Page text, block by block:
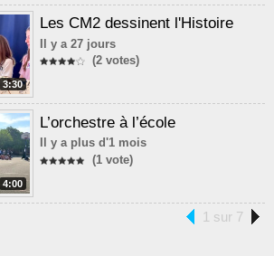
3:30
Les CM2 dessinent l'Histoire
Il y a 27 jours
(2 votes)
4:00
L’orchestre à l’école
Il y a plus d'1 mois
(1 vote)
1 sur 7